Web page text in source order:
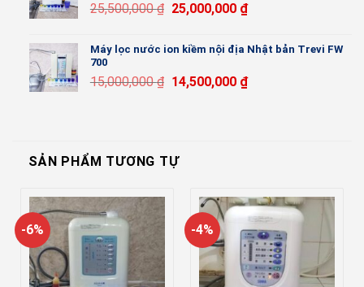
25,500,000₫ 25,000,000 ₫
Máy lọc nước ion kiềm nội địa Nhật bản Trevi FW
700
15,000,000₫ 14,500,000 ₫
SẢN PHẨM TƯƠNG TỰ
-6% -4%